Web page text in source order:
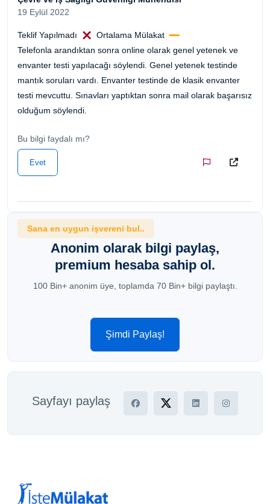
19 Eylül 2022
Teklif Yapılmadı
Ortalama Mülakat
Telefonla arandıktan sonra online olarak genel yetenek ve
envanter testi yapılacağı söylendi. Genel yetenek testinde
mantık soruları vardı. Envanter testinde de klasik envanter
testi mevcuttu. Sınavları yaptıktan sonra mail olarak başarısız
olduğum söylendi.
Bu bilgi faydalı mı?
Evet
Sana en uygun işvereni bul..
Anonim olarak bilgi paylaş,
premium hesaba sahip ol.
100 Bin+ anonim üye, toplamda 70 Bin+ bilgi paylaştı.
Şimdi Paylaş!
Sayfayı paylaş